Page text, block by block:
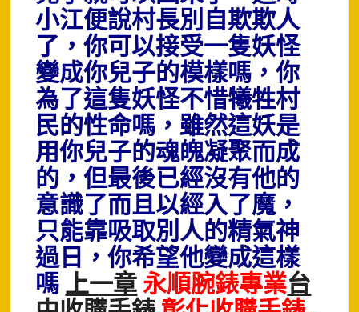
小江便說村長別自欺欺人
了，你可以接受一隻妖怪
變成你兒子的模樣嗎，你
為了這隻妖怪不惜犧牲村
民的性命嗎，雖然這妖是
用你兒子的魂魄凝聚而成
的，但最後已經沒有他的
意識了而且以經入了魔，
只能靠吸取別人的精氣神
過日，你希望他變成這樣
嗎上一章永順腕錶專業台